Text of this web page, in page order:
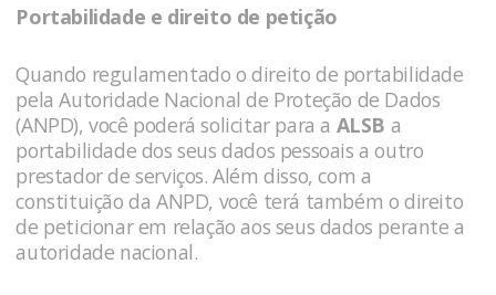
Portabilidade e direito de petição
Quando regulamentado o direito de portabilidade
pela Autoridade Nacional de Proteção de Dados
(ANPD), você poderá solicitar para a ALSB a
portabilidade dos seus dados pessoais a outro
prestador de serviços. Além disso, com a
constituição da ANPD, você terá também o direito
de peticionar em relação aos seus dados perante a
autoridade nacional.